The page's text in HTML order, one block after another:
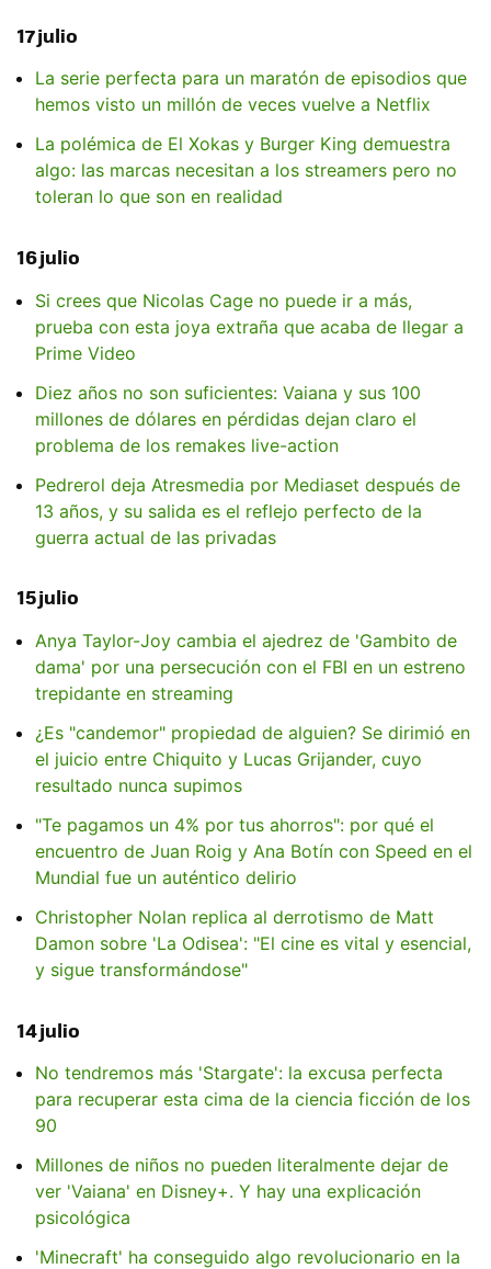
17 julio
La serie perfecta para un maratón de episodios que
hemos visto un millón de veces vuelve a Netflix
La polémica de El Xokas y Burger King demuestra
algo: las marcas necesitan a los streamers pero no
toleran lo que son en realidad
16 julio
Si crees que Nicolas Cage no puede ir a más,
prueba con esta joya extraña que acaba de llegar a
Prime Video
Diez años no son suficientes: Vaiana y sus 100
millones de dólares en pérdidas dejan claro el
problema de los remakes live-action
Pedrerol deja Atresmedia por Mediaset después de
13 años, y su salida es el reflejo perfecto de la
guerra actual de las privadas
15 julio
Anya Taylor-Joy cambia el ajedrez de 'Gambito de
dama' por una persecución con el FBI en un estreno
trepidante en streaming
¿Es "candemor" propiedad de alguien? Se dirimió en
el juicio entre Chiquito y Lucas Grijander, cuyo
resultado nunca supimos
"Te pagamos un 4% por tus ahorros": por qué el
encuentro de Juan Roig y Ana Botín con Speed en el
Mundial fue un auténtico delirio
Christopher Nolan replica al derrotismo de Matt
Damon sobre 'La Odisea': "El cine es vital y esencial,
y sigue transformándose"
14 julio
No tendremos más 'Stargate': la excusa perfecta
para recuperar esta cima de la ciencia ficción de los
90
Millones de niños no pueden literalmente dejar de
ver 'Vaiana' en Disney+. Y hay una explicación
psicológica
'Minecraft' ha conseguido algo revolucionario en la